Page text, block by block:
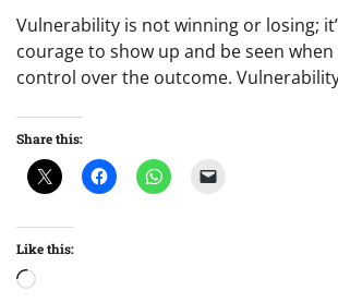
Vulnerability is not winning or losing;
courage to show up and be seen when
control over the outcome.
Share this:
Like this:
Loading…